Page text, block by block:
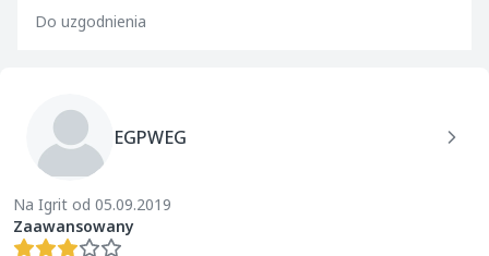
Do uzgodnienia
EGPWEG
Na Igrit od 05.09.2019
Zaawansowany